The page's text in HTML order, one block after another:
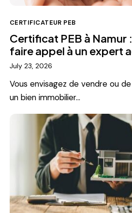
CERTIFICATEUR PEB
Certificat PEB à Namur
faire appel à un expert
July 23, 2026
Vous envisagez de vendre ou
un bien immobilier…